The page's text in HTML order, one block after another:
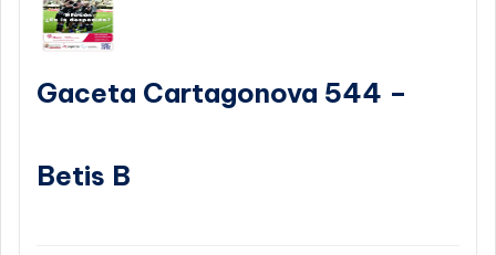
Gaceta Cartagonova 544 –
Betis B